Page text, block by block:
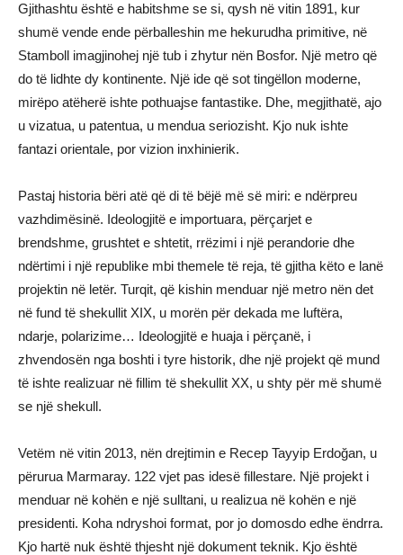
Gjithashtu është e habitshme se si, qysh në vitin 1891, kur
shumë vende ende përballeshin me hekurudha primitive, në
Stamboll imagjinohej një tub i zhytur nën Bosfor. Një metro që
do të lidhte dy kontinente. Një ide që sot tingëllon moderne,
mirëpo atëherë ishte pothuajse fantastike. Dhe, megjithatë, ajo
u vizatua, u patentua, u mendua seriozisht. Kjo nuk ishte
fantazi orientale, por vizion inxhinierik.
Pastaj historia bëri atë që di të bëjë më së miri: e ndërpreu
vazhdimësinë. Ideologjitë e importuara, përçarjet e
brendshme, grushtet e shtetit, rrëzimi i një perandorie dhe
ndërtimi i një republike mbi themele të reja, të gjitha këto e lanë
projektin në letër. Turqit, që kishin menduar një metro nën det
në fund të shekullit XIX, u morën për dekada me luftëra,
ndarje, polarizime… Ideologjitë e huaja i përçanë, i
zhvendosën nga boshti i tyre historik, dhe një projekt që mund
të ishte realizuar në fillim të shekullit XX, u shty për më shumë
se një shekull.
Vetëm në vitin 2013, nën drejtimin e Recep Tayyip Erdoğan, u
përurua Marmaray. 122 vjet pas idesë fillestare. Një projekt i
menduar në kohën e një sulltani, u realizua në kohën e një
presidenti. Koha ndryshoi format, por jo domosdo edhe ëndrra.
Kjo hartë nuk është thjesht një dokument teknik. Kjo është